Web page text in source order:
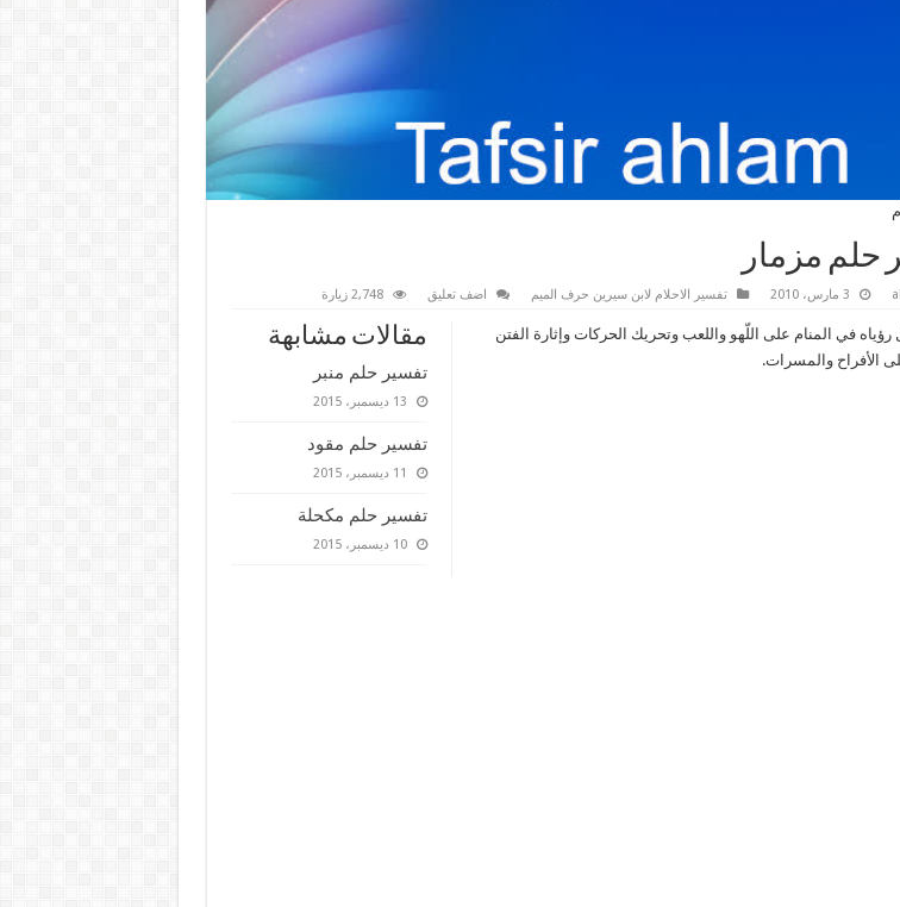
حلم مزمار
3 مارس، 2010 تفسير الاحلام لابن سيرين حرف الميم اضف تعليق 2,748 زيارة
مقالات مشابهة
تفسير حلم منبر
13 ديسمبر، 2015
تفسير حلم مقود
11 ديسمبر، 2015
تفسير حلم مكحلة
10 ديسمبر، 2015
رؤياه في المنام على اللّهو واللعب وتحريك الحركات وإثارة الفتن
الأفراح والمسرات.